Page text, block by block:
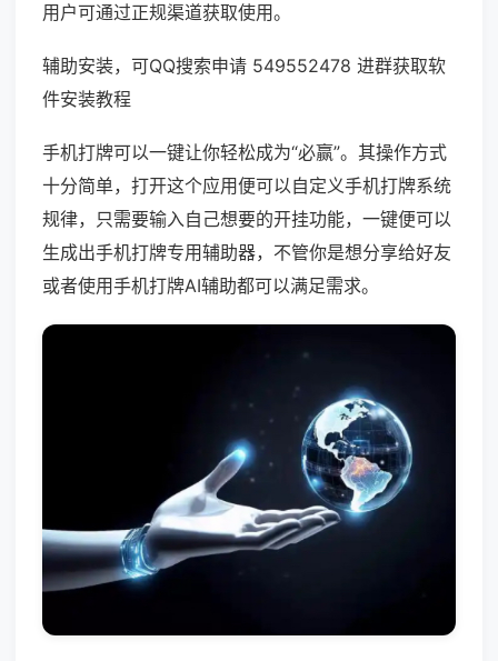
用户可通过正规渠道获取使用。
辅助安装，可QQ搜索申请 549552478 进群获取软
件安装教程
手机打牌可以一键让你轻松成为“必赢”。其操作方式
十分简单，打开这个应用便可以自定义手机打牌系统
规律，只需要输入自己想要的开挂功能，一键便可以
生成出手机打牌专用辅助器，不管你是想分享给好友
或者使用手机打牌AI辅助都可以满足需求。